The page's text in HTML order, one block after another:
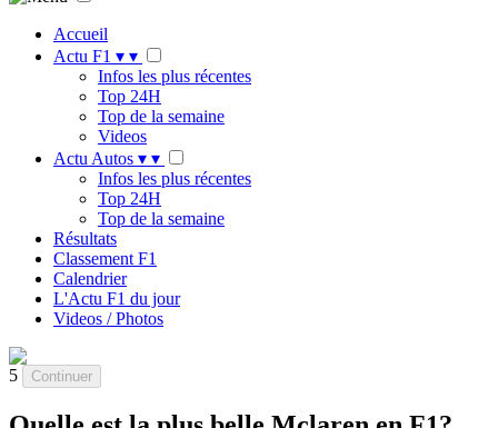
Accueil
Actu F1 ▾ ▾
Infos les plus récentes
Top 24H
Top de la semaine
Videos
Actu Autos ▾ ▾
Infos les plus récentes
Top 24H
Top de la semaine
Résultats
Classement F1
Calendrier
L'Actu F1 du jour
Videos / Photos
5 Continuer